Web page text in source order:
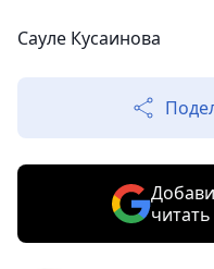
Сауле Кусаинова